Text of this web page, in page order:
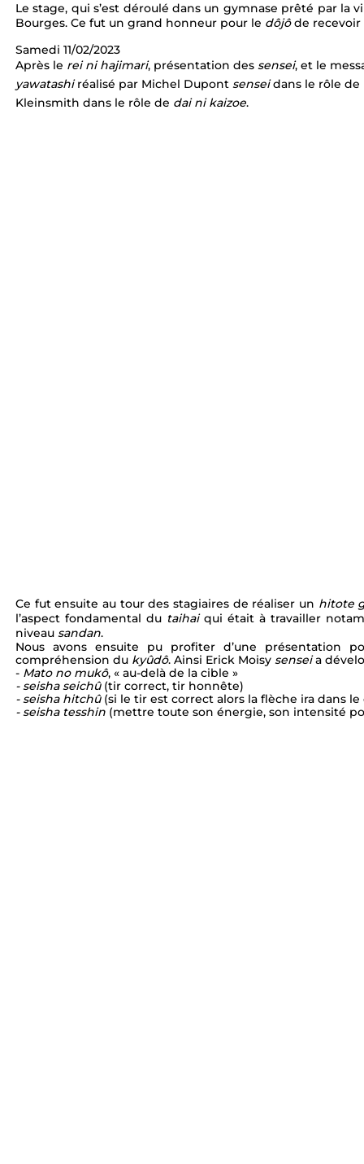
EKF Bourges 2021
Le stage, qui s’est déroulé dans un gymnase prêté par
Bourges. Ce fut un grand honneur pour le dôjô de recevoir
Samedi 11/02/2023
Après le rei ni hajimari, présentation des sensei, et le
yawatashi réalisé par Michel Dupont sensei dans le rôle de
Kleinsmith dans le rôle de dai ni kaizoe.
Ce fut ensuite au tour des stagiaires de réaliser un hitote
l’aspect fondamental du taihai qui était à travailler
niveau sandan.
Nous avons ensuite pu profiter d’une présentation
compréhension du kyûdô. Ainsi Erick Moisy sensei a
- Mato no mukô, « au-delà de la cible »
- seisha seichû (tir correct, tir honnête)
- seisha hitchû (si le tir est correct alors la flèche ira dans
- seisha tesshin (mettre toute son énergie, son intensité